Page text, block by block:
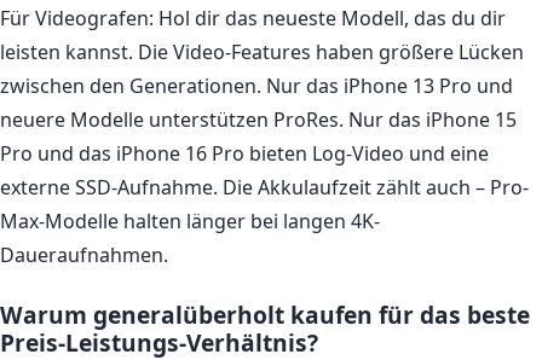
Für Videografen: Hol dir das neueste Modell, das du dir
leisten kannst. Die Video-Features haben größere Lücken
zwischen den Generationen. Nur das iPhone 13 Pro und
neuere Modelle unterstützen ProRes. Nur das iPhone 15
Pro und das iPhone 16 Pro bieten Log-Video und eine
externe SSD-Aufnahme. Die Akkulaufzeit zählt auch – Pro-
Max-Modelle halten länger bei langen 4K-
Daueraufnahmen.
Warum generalüberholt kaufen für das beste
Preis-Leistungs-Verhältnis?